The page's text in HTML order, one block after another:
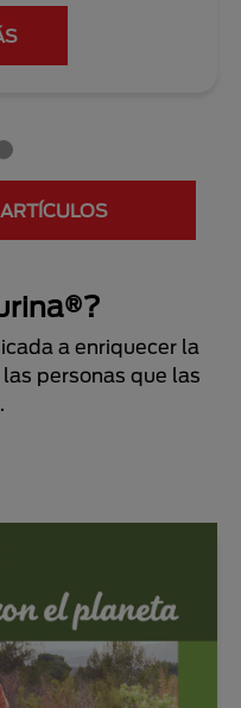
a enriquecer la
personas que las